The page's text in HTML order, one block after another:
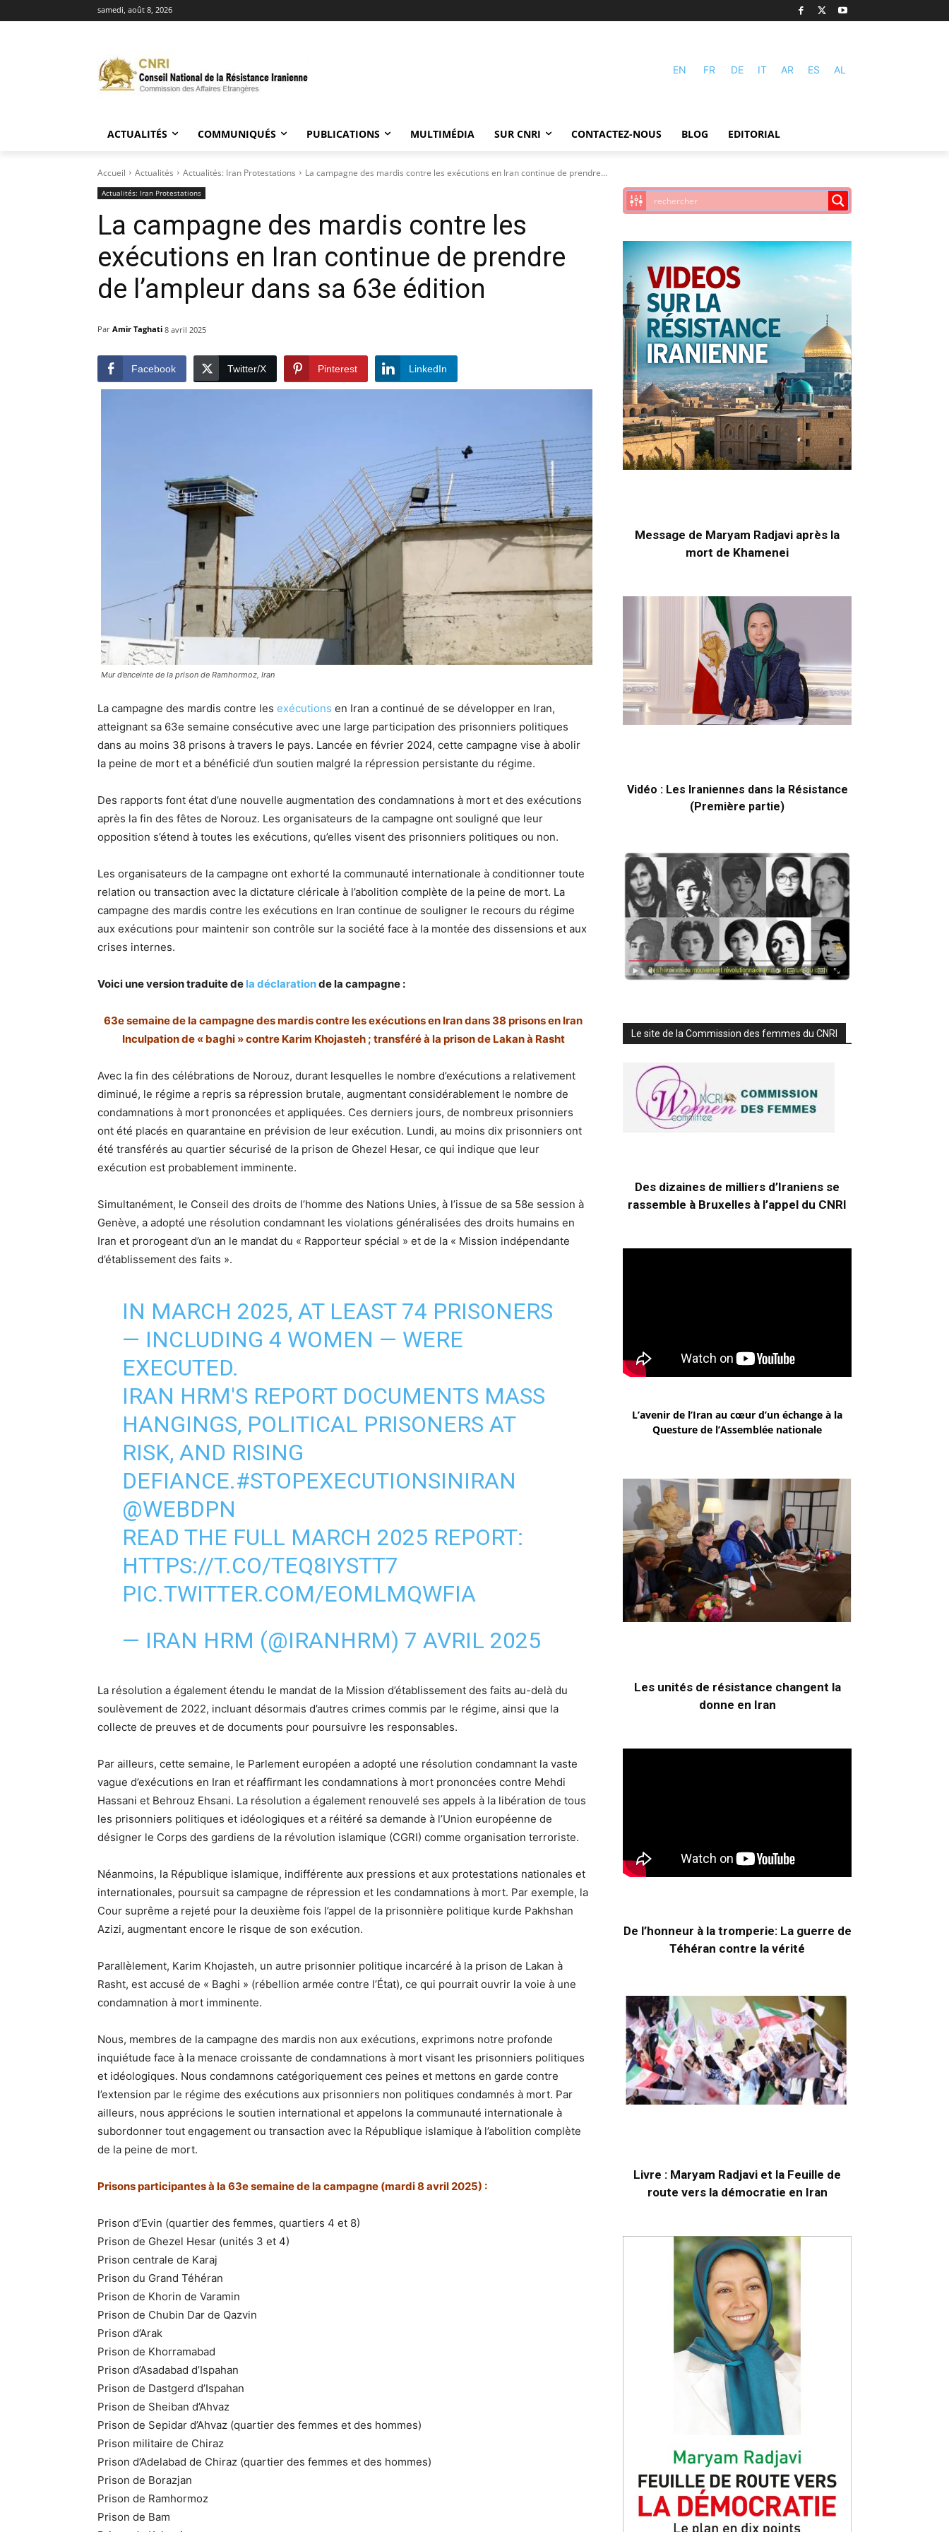
samedi, août 8, 2026
EN FR DE IT AR ES AL
ACTUALITÉS COMMUNIQUÉS PUBLICATIONS MULTIMÉDIA SUR CNRI CONTACTEZ-NOUS BLOG EDITORIAL
Accueil Actualités Actualités: Iran Protestations La campagne des mardis contre les exécutions en Iran continue de prendre...
Actualités: Iran Protestations
La campagne des mardis contre les
exécutions en Iran continue de prendre
de l’ampleur dans sa 63e édition
Par Amir Taghati 8 avril 2025
Facebook Twitter/X Pinterest LinkedIn
Mur d’enceinte de la prison de Ramhormoz, Iran
La campagne des mardis contre les exécutions en Iran a continué de se développer en Iran,
atteignant sa 63e semaine consécutive avec une large participation des prisonniers politiques
dans au moins 38 prisons à travers le pays. Lancée en février 2024, cette campagne vise à abolir
la peine de mort et a bénéficié d’un soutien malgré la répression persistante du régime.
Des rapports font état d’une nouvelle augmentation des condamnations à mort et des exécutions
après la fin des fêtes de Norouz. Les organisateurs de la campagne ont souligné que leur
opposition s’étend à toutes les exécutions, qu’elles visent des prisonniers politiques ou non.
Les organisateurs de la campagne ont exhorté la communauté internationale à conditionner toute
relation ou transaction avec la dictature cléricale à l’abolition complète de la peine de mort. La
campagne des mardis contre les exécutions en Iran continue de souligner le recours du régime
aux exécutions pour maintenir son contrôle sur la société face à la montée des dissensions et aux
crises internes.
Voici une version traduite de la déclarationde la campagne :
63e semaine de la campagne des mardis contre les exécutions en Iran dans 38 prisons en Iran
Inculpation de « baghi » contre Karim Khojasteh ; transféré à la prison de Lakan à Rasht
Avec la fin des célébrations de Norouz, durant lesquelles le nombre d’exécutions a relativement
diminué, le régime a repris sa répression brutale, augmentant considérablement le nombre de
condamnations à mort prononcées et appliquées. Ces derniers jours, de nombreux prisonniers
ont été placés en quarantaine en prévision de leur exécution. Lundi, au moins dix prisonniers ont
été transférés au quartier sécurisé de la prison de Ghezel Hesar, ce qui indique que leur
exécution est probablement imminente.
Simultanément, le Conseil des droits de l’homme des Nations Unies, à l’issue de sa 58e session à
Genève, a adopté une résolution condamnant les violations généralisées des droits humains en
Iran et prorogeant d’un an le mandat du « Rapporteur spécial » et de la « Mission indépendante
d’établissement des faits ».
IN MARCH 2025, AT LEAST 74 PRISONERS
— INCLUDING 4 WOMEN — WERE
EXECUTED.
IRAN HRM'S REPORT DOCUMENTS MASS
HANGINGS, POLITICAL PRISONERS AT
RISK, AND RISING
DEFIANCE.#STOPEXECUTIONSINIRAN
@WEBDPN
READ THE FULL MARCH 2025 REPORT:
HTTPS://T.CO/TEQ8IYSTT7
PIC.TWITTER.COM/EOMLMQWFIA
— IRAN HRM (@IRANHRM) 7 AVRIL 2025
La résolution a également étendu le mandat de la Mission d’établissement des faits au-delà du
soulèvement de 2022, incluant désormais d’autres crimes commis par le régime, ainsi que la
collecte de preuves et de documents pour poursuivre les responsables.
Par ailleurs, cette semaine, le Parlement européen a adopté une résolution condamnant la vaste
vague d’exécutions en Iran et réaffirmant les condamnations à mort prononcées contre Mehdi
Hassani et Behrouz Ehsani. La résolution a également renouvelé ses appels à la libération de tous
les prisonniers politiques et idéologiques et a réitéré sa demande à l’Union européenne de
désigner le Corps des gardiens de la révolution islamique (CGRI) comme organisation terroriste.
Néanmoins, la République islamique, indifférente aux pressions et aux protestations nationales et
internationales, poursuit sa campagne de répression et les condamnations à mort. Par exemple, la
Cour suprême a rejeté pour la deuxième fois l’appel de la prisonnière politique kurde Pakhshan
Azizi, augmentant encore le risque de son exécution.
Parallèlement, Karim Khojasteh, un autre prisonnier politique incarcéré à la prison de Lakan à
Rasht, est accusé de « Baghi » (rébellion armée contre l’État), ce qui pourrait ouvrir la voie à une
condamnation à mort imminente.
Nous, membres de la campagne des mardis non aux exécutions, exprimons notre profonde
inquiétude face à la menace croissante de condamnations à mort visant les prisonniers politiques
et idéologiques. Nous condamnons catégoriquement ces peines et mettons en garde contre
l’extension par le régime des exécutions aux prisonniers non politiques condamnés à mort. Par
ailleurs, nous apprécions le soutien international et appelons la communauté internationale à
subordonner tout engagement ou transaction avec la République islamique à l’abolition complète
de la peine de mort.
Prisons participantes à la 63e semaine de la campagne (mardi 8 avril 2025) :
Prison d’Evin (quartier des femmes, quartiers 4 et 8)
Prison de Ghezel Hesar (unités 3 et 4)
Prison centrale de Karaj
Prison du Grand Téhéran
Prison de Khorin de Varamin
Prison de Chubin Dar de Qazvin
Prison d’Arak
Prison de Khorramabad
Prison d’Asadabad d’Ispahan
Prison de Dastgerd d’Ispahan
Prison de Sheiban d’Ahvaz
Prison de Sepidar d’Ahvaz (quartier des femmes et des hommes)
Prison militaire de Chiraz
Prison d’Adelabad de Chiraz (quartier des femmes et des hommes)
Prison de Borazjan
Prison de Ramhormoz
Prison de Bam
Message de Maryam Radjavi après la
mort de Khamenei
Vidéo : Les Iraniennes dans la Résistance
(Première partie)
Le site de la Commission des femmes du CNRI
Des dizaines de milliers d’Iraniens se
rassemble à Bruxelles à l’appel du CNRI
L’avenir de l’Iran au cœur d’un échange à la
Questure de l’Assemblée nationale
Les unités de résistance changent la
donne en Iran
De l’honneur à la tromperie: La guerre de
Téhéran contre la vérité
Livre : Maryam Radjavi et la Feuille de
route vers la démocratie en Iran